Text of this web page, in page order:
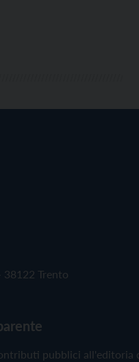
38122 Trento
pubblici all'editoria